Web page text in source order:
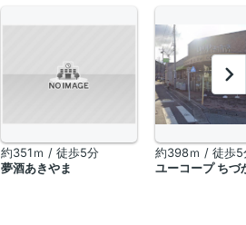
約351ｍ / 徒歩5分
夢酒あきやま
約398ｍ / 徒歩5
ユーコープ ちづ